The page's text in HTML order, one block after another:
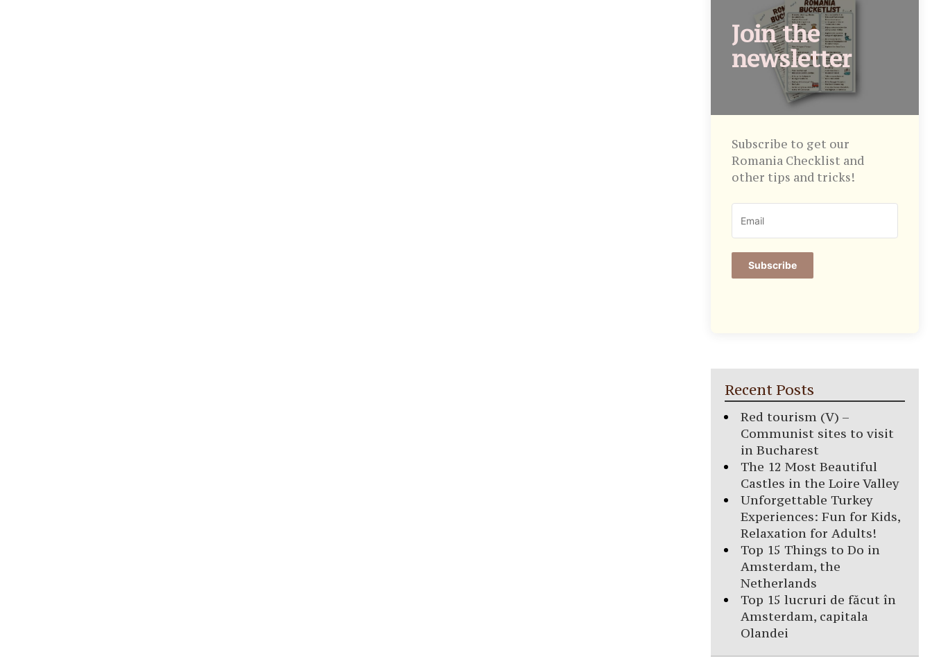
Join the
newsletter
Subscribe to get our
Romania Checklist and
other tips and tricks!
Subscribe
Recent Posts
Red tourism (V) –
Communist sites to visit
in Bucharest
The 12 Most Beautiful
Castles in the Loire Valley
Unforgettable Turkey
Experiences: Fun for Kids,
Relaxation for Adults!
Top 15 Things to Do in
Amsterdam, the
Netherlands
Top 15 lucruri de făcut în
Amsterdam, capitala
Olandei